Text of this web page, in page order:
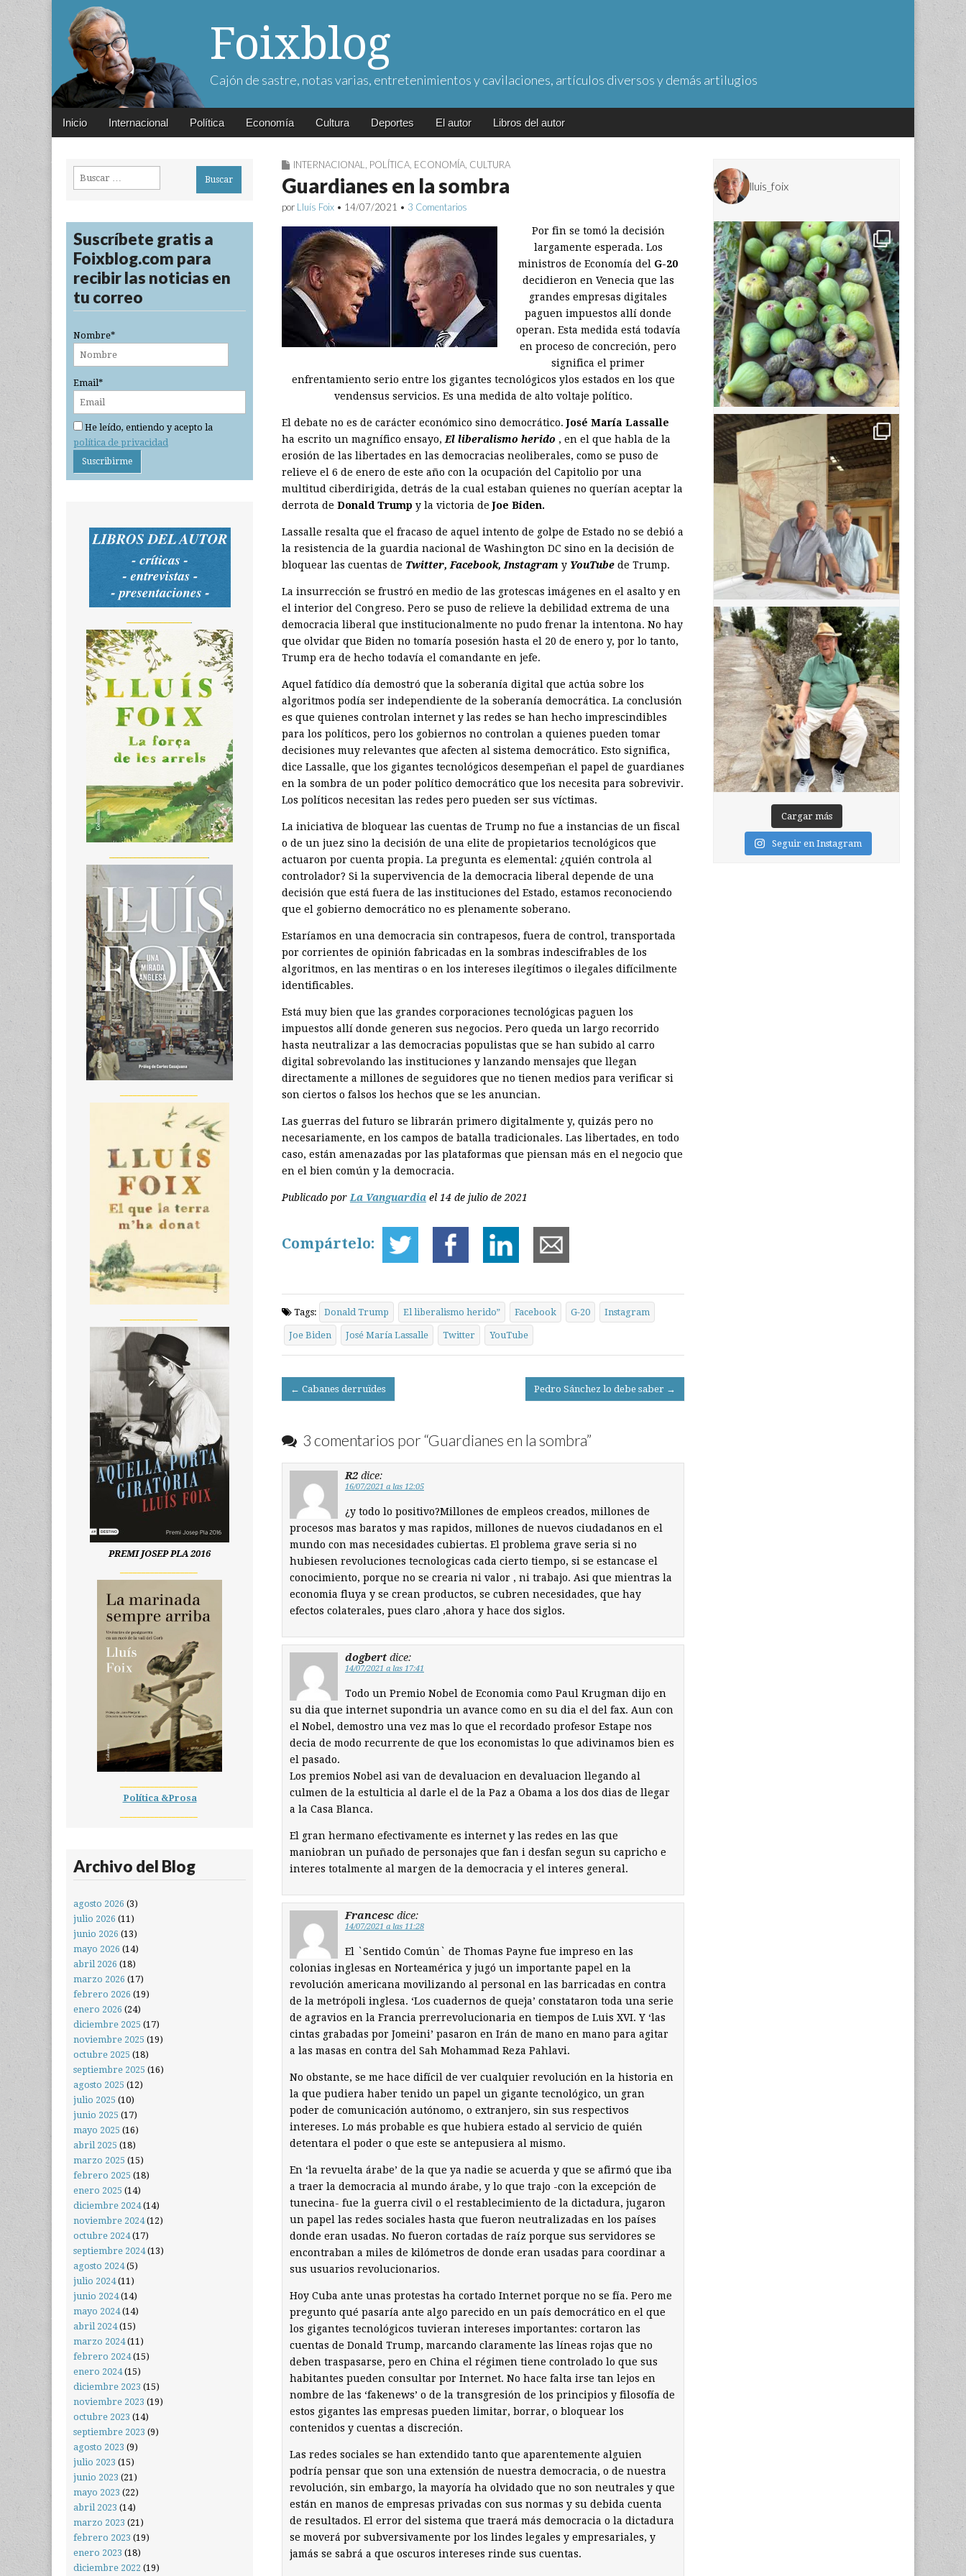
Foixblog
Cajón de sastre, notas varias, entretenimientos y cavilaciones, artículos diversos y demás artilugios
Main
Skip
Inicio Internacional Política Economía Cultura Deportes El autor Libros del autor
INTERNACIONAL POLÍTICA ECONOMÍA CULTURA
Guardianes en la sombra
por Lluís Foix • 14/07/2021 • 3 Comentarios
Por fin se tomó la decisión
largamente esperada. Los
ministros de Economía del G-20
decidieron en Venecia que las
grandes empresas digitales
paguen impuestos allí donde
operan. Esta medida está todavía
en proceso de concreción, pero
significa el primer
enfrentamiento serio entre los gigantes tecnológicos ylos estados en los que
vendensus servicios. Es una medida de alto voltaje político.
El debate no es de carácter económico sino democrático.José María Lassalle
ha escrito un magnífico ensayo, El liberalismo herido , en el que habla de la
erosión de las libertades en las democracias neoliberales, como se puso de
relieve el 6 de enero de este año con la ocupación del Capitolio por una
multitud ciberdirigida, detrás de la cual estaban quienes no querían aceptar la
derrota de Donald Trump y la victoria deJoe Biden.
Lassalle resalta que el fracaso de aquel intento de golpe de Estado no se debió a
la resistencia de la guardia nacional de Washington DC sino en la decisión de
bloquear las cuentas de Twitter, Facebook, Instagram y YouTube de Trump.
La insurrección se frustró en medio de las grotescas imágenes en el asalto y en
el interior del Congreso. Pero se puso de relieve la de­bilidad extrema de una
democracia liberal que institucionalmente no pudo frenar la intentona. No hay
que olvidar que Biden no tomaría posesión hasta el 20 de enero y, por lo tanto,
Trump era de hecho todavía el comandante en jefe.
Aquel fatídico día demostró que la soberanía digital que actúa sobre los
algoritmos podía ser independiente de la soberanía democrática. La conclusión
es que quienes con­trolan internet y las redes se han hecho imprescindibles
para los políticos, pero los gobiernos no controlan a quienes pueden ­tomar
decisiones muy relevantes que afecten al sistema democrático. Esto significa,
dice Lassalle, que los gigantes tecnológicos desempeñan el papel de guardianes
en la sombra de un poder político democrático que los necesita para sobrevivir.
Los políticos necesitan las redes pero pueden ser sus víctimas.
La iniciativa de bloquear las cuentas de Trump no fue a instancias de un fiscal
o de un juez sino la decisión de una elite de propietarios tecnológicos que
actuaron por cuenta propia. La pregunta es elemental: ¿quién controla al
controlador? Si la supervivencia de la democracia liberal depende de una
decisión que está fuera de las instituciones del Estado, estamos reconociendo
que el gobierno democrático no es plenamente soberano.
Estaríamos en una democracia sin contrapesos, fuera de control, transportada
por corrientes de opinión fabricadas en la sombras indescifrables de los
algoritmos, en las mentiras o en los intereses ilegítimos o ilegales difícilmente
identificables.
Está muy bien que las grandes corporaciones tecnológicas paguen los
impuestos allí donde generen sus negocios. Pero queda un largo recorrido
hasta neutralizar a las democracias populistas que se han subido al carro
digital sobrevolando las instituciones y lanzando mensajes que llegan
directamente a millones de seguidores que no tienen medios para verificar si
son ciertos o falsos los hechos que se les anuncian.
Las guerras del futuro se librarán primero digitalmente y, quizás pero no
necesariamente, en los campos de batalla tradicionales. Las libertades, en todo
caso, están amenazadas por las plataformas que piensan más en el negocio que
en el bien común y la democracia.
Publicado por La Vanguardia el 14 de julio de 2021
Compártelo:
Tags: Donald Trump El liberalismo herido” Facebook G-20 Instagram
Joe Biden José María Lassalle Twitter YouTube
Post
navigation
← Cabanes derruïdes Pedro Sánchez lo debe saber →
3 comentarios por “Guardianes en la sombra”
R2 dice:
16/07/2021 a las 12:05
¿y todo lo positivo?Millones de empleos creados, millones de
procesos mas baratos y mas rapidos, millones de nuevos ciudadanos en el
mundo con mas necesidades cubiertas. El problema grave seria si no
hubiesen revoluciones tecnologicas cada cierto tiempo, si se estancase el
conocimiento, porque no se crearia ni valor , ni trabajo. Asi que mientras la
economia fluya y se crean productos, se cubren necesidades, que hay
efectos colaterales, pues claro ,ahora y hace dos siglos.
dogbert dice:
14/07/2021 a las 17:41
Todo un Premio Nobel de Economia como Paul Krugman dijo en
su dia que internet supondria un avance como en su dia el del fax. Aun con
el Nobel, demostro una vez mas lo que el recordado profesor Estape nos
decia de modo recurrente de que los economistas lo que adivinamos bien es
el pasado.
Los premios Nobel asi van de devaluacion en devaluacion llegando al
culmen de la estulticia al darle el de la Paz a Obama a los dos dias de llegar
a la Casa Blanca.
El gran hermano efectivamente es internet y las redes en las que
maniobran un puñado de personajes que fan i desfan segun su capricho e
interes totalmente al margen de la democracia y el interes general.
Francesc dice:
14/07/2021 a las 11:28
El `Sentido Común` de Thomas Payne fue impreso en las
colonias inglesas en Norteamérica y jugó un importante papel en la
revolución americana movilizando al personal en las barricadas en contra
de la metrópoli inglesa. ‘Los cuadernos de queja’ constataron toda una serie
de agravios en la Francia prerrevolucionaria en tiempos de Luis XVI. Y ‘las
cintas grabadas por Jomeini’ pasaron en Irán de mano en mano para agitar
a las masas en contra del Sah Mohammad Reza Pahlavi.
No obstante, se me hace difícil de ver cualquier revolución en la historia en
la que pudiera haber tenido un papel un gigante tecnológico, un gran
poder de comunicación autónomo, o extranjero, sin sus respectivos
intereses. Lo más probable es que hubiera estado al servicio de quién
detentara el poder o que este se antepusiera al mismo.
En ‘la revuelta árabe’ de la que ya nadie se acuerda y que se afirmó que iba
a traer la democracia al mundo árabe, y lo que trajo -con la excepción de
tunecina- fue la guerra civil o el restablecimiento de la dictadura, jugaron
un papel las redes sociales hasta que fueron neutralizadas en los países
donde eran usadas. No fueron cortadas de raíz porque sus servidores se
encontraban a miles de kilómetros de donde eran usadas para coordinar a
sus usuarios revolucionarios.
Hoy Cuba ante unas protestas ha cortado Internet porque no se fía. Pero me
pregunto qué pasaría ante algo parecido en un país democrático en el que
los gigantes tecnológicos tuvieran intereses importantes: cortaron las
cuentas de Donald Trump, marcando claramente las líneas rojas que no
deben traspasarse, pero en China el régimen tiene controlado lo que sus
habitantes pueden consultar por Internet. No hace falta irse tan lejos en
nombre de las ‘fakenews’ o de la transgresión de los principios y filosofía de
estos gigantes las empresas pueden limitar, borrar, o bloquear los
contenidos y cuentas a discreción.
Las redes sociales se han extendido tanto que aparentemente alguien
podría pensar que son una extensión de nuestra democracia, o de nuestra
revolución, sin embargo, la mayoría ha olvidado que no son neutrales y que
están en manos de empresas privadas con sus normas y su debida cuenta
de resultados. El error del sistema que traerá más democracia o la dictadura
se moverá por subversivamente por los lindes legales y empresariales, y
jamás se sabrá a que oscuros intereses rinde sus cuentas.
Buscar:
Suscríbete gratis a
Foixblog.com para
recibir las noticias en
tu correo
Nombre*
Email*
He leído, entiendo y acepto la
política de privacidad
PREMI JOSEP PLA 2016
Política &Prosa
Archivo del Blog
agosto 2026 (3)
julio 2026 (11)
junio 2026 (13)
mayo 2026 (14)
abril 2026 (18)
marzo 2026 (17)
febrero 2026 (19)
enero 2026 (24)
diciembre 2025 (17)
noviembre 2025 (19)
octubre 2025 (18)
septiembre 2025 (16)
agosto 2025 (12)
julio 2025 (10)
junio 2025 (17)
mayo 2025 (16)
abril 2025 (18)
marzo 2025 (15)
febrero 2025 (18)
enero 2025 (14)
diciembre 2024(14)
noviembre 2024(12)
octubre 2024(17)
septiembre 2024(13)
agosto 2024(5)
julio 2024(11)
junio 2024(14)
mayo 2024(14)
abril 2024(15)
marzo 2024(11)
febrero 2024(15)
enero 2024(15)
diciembre 2023 (15)
noviembre 2023 (19)
octubre 2023 (14)
septiembre 2023 (9)
agosto 2023 (9)
julio 2023 (15)
junio 2023 (21)
mayo 2023 (22)
abril 2023 (14)
marzo 2023 (21)
febrero 2023 (19)
enero 2023 (18)
diciembre 2022 (19)
lluis_foix
Cargar más
Seguir en Instagram